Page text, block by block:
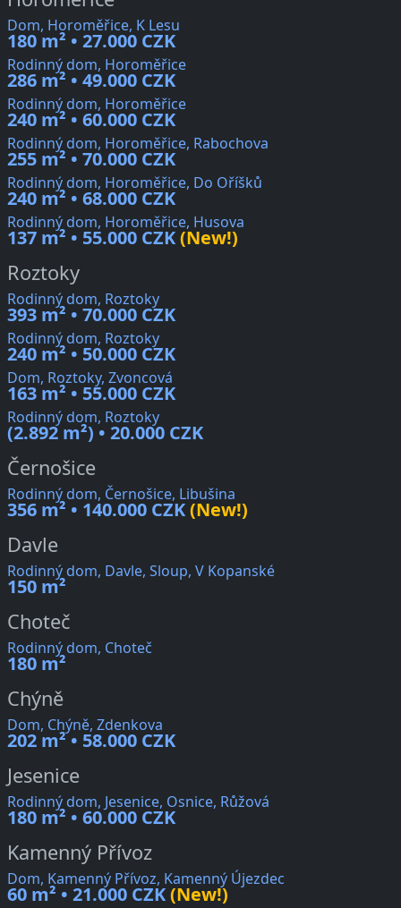
Dom, Horoměřice, K Lesu
180 m² • 27.000 CZK
Rodinný dom, Horoměřice
286 m² • 49.000 CZK
Rodinný dom, Horoměřice
240 m² • 60.000 CZK
Rodinný dom, Horoměřice, Rabochova
255 m² • 70.000 CZK
Rodinný dom, Horoměřice, Do Oříšků
240 m² • 68.000 CZK
Rodinný dom, Horoměřice, Husova
137 m² • 55.000 CZK(New!)
Roztoky
Rodinný dom, Roztoky
393 m² • 70.000 CZK
Rodinný dom, Roztoky
240 m² • 50.000 CZK
Dom, Roztoky, Zvoncová
163 m² • 55.000 CZK
Rodinný dom, Roztoky
(2.892 m²) • 20.000 CZK
Černošice
Rodinný dom, Černošice, Libušina
356 m² • 140.000 CZK(New!)
Davle
Rodinný dom, Davle, Sloup, V Kopanské
150 m²
Choteč
Rodinný dom, Choteč
180 m²
Chýně
Dom, Chýně, Zdenkova
202 m² • 58.000 CZK
Jesenice
Rodinný dom, Jesenice, Osnice, Růžová
180 m² • 60.000 CZK
Kamenný Přívoz
Dom, Kamenný Přívoz, Kamenný Újezdec
60 m² • 21.000 CZK(New!)